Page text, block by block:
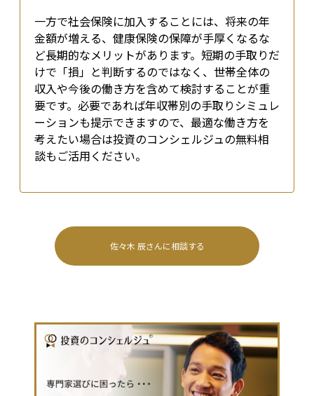
一方で社会保険に加入することには、将来の年
金額が増える、健康保険の保障が手厚くなるな
ど長期的なメリットがあります。短期の手取りだ
けで「損」と判断するのではなく、世帯全体の
収入や今後の働き方を含めて検討することが重
要です。必要であれば年収帯別の手取りシミュレ
ーションも提示できますので、最適な働き方を
考えたい場合は投資のコンシェルジュの無料相
談もご活用ください。
佐々木 辰さんに相談する